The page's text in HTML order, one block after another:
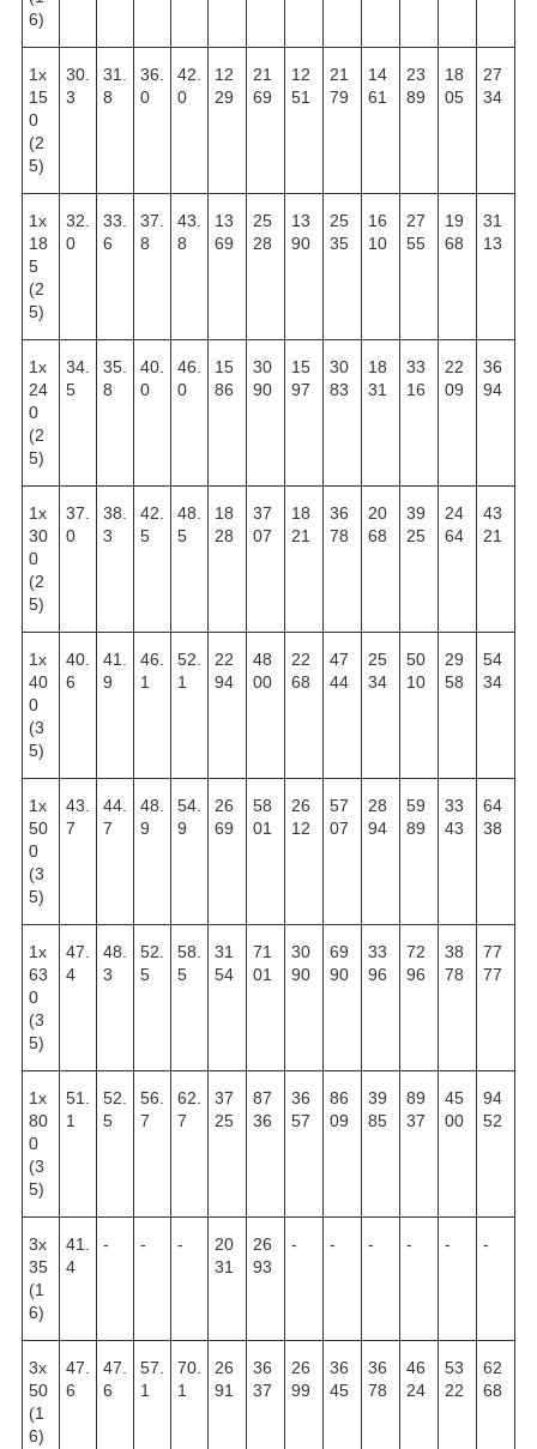
6)
1х
15
0
(2
5)
30.
3
31.
8
36.
0
42.
0
12
29
21
69
12
51
21
79
14
61
23
89
18
05
27
34
1х
18
5
(2
5)
32.
0
33.
6
37.
8
43.
8
13
69
25
28
13
90
25
35
16
10
27
55
19
68
31
13
1х
24
0
(2
5)
34.
5
35.
8
40.
0
46.
0
15
86
30
90
15
97
30
83
18
31
33
16
22
09
36
94
1х
30
0
(2
5)
37.
0
38.
3
42.
5
48.
5
18
28
37
07
18
21
36
78
20
68
39
25
24
64
43
21
1х
40
0
(3
5)
40.
6
41.
9
46.
1
52.
1
22
94
48
00
22
68
47
44
25
34
50
10
29
58
54
34
1х
50
0
(3
5)
43.
7
44.
7
48.
9
54.
9
26
69
58
01
26
12
57
07
28
94
59
89
33
43
64
38
1х
63
0
(3
5)
47.
4
48.
3
52.
5
58.
5
31
54
71
01
30
90
69
90
33
96
72
96
38
78
77
77
1х
80
0
(3
5)
51.
1
52.
5
56.
7
62.
7
37
25
87
36
36
57
86
09
39
85
89
37
45
00
94
52
3х
35
(1
6)
41.
4
- - -
20
31
26
93
- - - - - -
3х
50
(1
6)
47.
6
47.
6
57.
1
70.
1
26
91
36
37
26
99
36
45
36
78
46
24
53
22
62
68